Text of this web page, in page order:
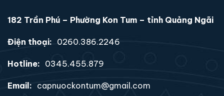
182 Trần Phú – Phường Kon Tum – tỉnh Quảng Ngãi
Điện thoại: 0260.386.2246
Hotline: 0345.455.879
Email: capnuockontum@gmail.com